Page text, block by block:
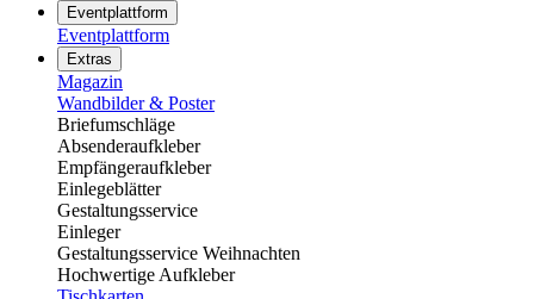
Eventplattform
Eventplattform
Extras
Magazin
Wandbilder & Poster
Briefumschläge
Absenderaufkleber
Empfängeraufkleber
Einlegeblätter
Gestaltungsservice
Einleger
Gestaltungsservice Weihnachten
Hochwertige Aufkleber